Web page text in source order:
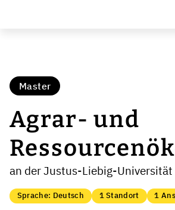
Master
Agrar- und
an der Justus-Liebig-Universität
Sprache: Deutsch 1 Standort 1